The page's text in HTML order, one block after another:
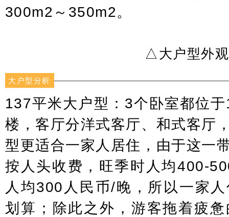
300m2～350m2。
△大户型外
大户型分析
137平米大户型：3个卧室都位
楼，客厅分洋式客厅、和式客厅
型更适合一家人居住，由于这一
按人头收费，旺季时人均400-
人均300人民币/晚，所以一家
划算；除此之外，游客拖着疲